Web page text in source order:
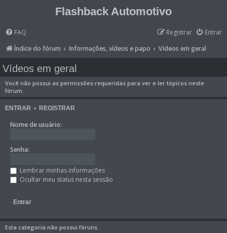
Flashback Automotivo
FAQ Entrar
Registrar
Índice do fórum
Informações, vídeos e papo Vídeos em geral
Vídeos em geral
Você não possui as permissões requeridas para ver e ler tópicos neste
fórum.
ENTRAR • REGISTRAR
Nome de usuário:
Senha:
Lembrar minhas informações
Ocultar meu status nesta sessão
Esta categoria não possui fóruns.